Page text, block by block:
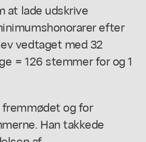
at lade udskrive
efter
vedtaget med 32
= 126 stemmer for og 1
og for
Han takkede